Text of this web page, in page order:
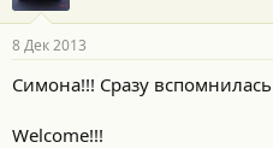
8 Дек 2013
Симона!!! Сразу
Welcome!!!